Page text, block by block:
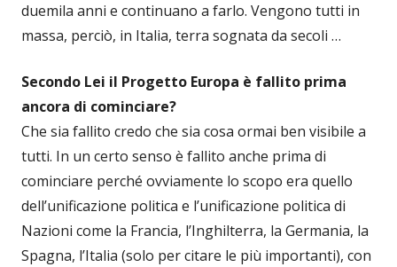
duemila anni e continuano a farlo. Vengono tutti in
massa, perciò, in Italia, terra sognata da secoli …
Secondo Lei il Progetto Europa è fallito prima
ancora di cominciare?
Che sia fallito credo che sia cosa ormai ben visibile a
tutti. In un certo senso è fallito anche prima di
cominciare perché ovviamente lo scopo era quello
dell’unificazione politica e l’unificazione politica di
Nazioni come la Francia, l’Inghilterra, la Germania, la
Spagna, l’Italia (solo per citare le più importanti), con